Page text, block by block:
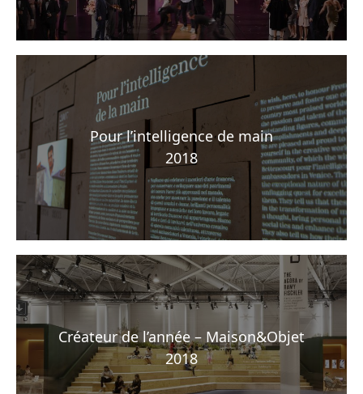
Pour l’intelligence de main
2018
Créateur de l’année – Maison&Objet
2018